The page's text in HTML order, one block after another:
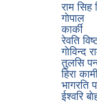
राम सिह
कार्की
रेवति
गाेविन्द
तुलसि
हिरा
भागरति
ईश्वरि